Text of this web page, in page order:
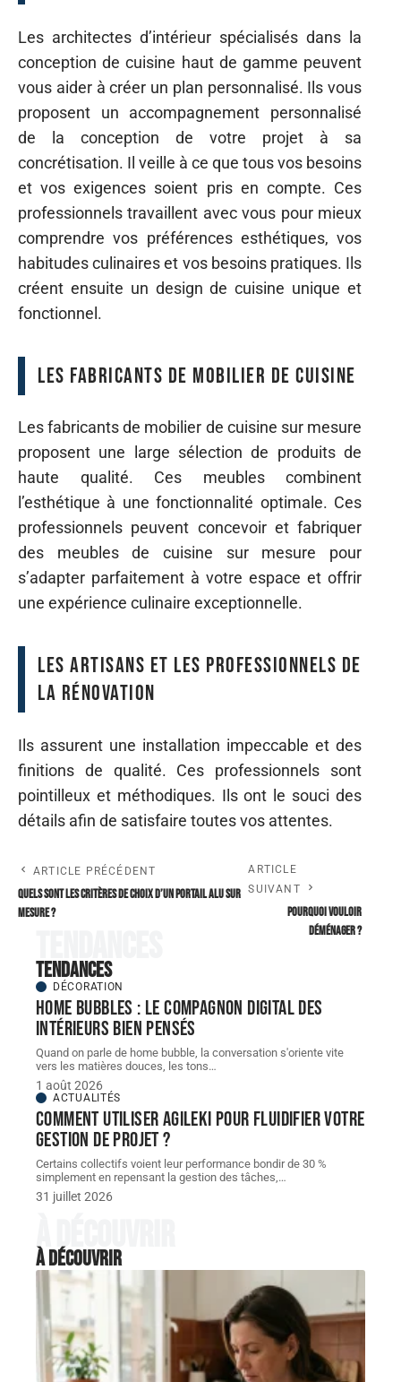
Les architectes d’intérieur spécialisés dans la
conception de cuisine haut de gamme peuvent
vous aider à créer un plan personnalisé. Ils vous
proposent un accompagnement personnalisé
de la conception de votre projet à sa
concrétisation. Il veille à ce que tous vos besoins
et vos exigences soient pris en compte. Ces
professionnels travaillent avec vous pour mieux
comprendre vos préférences esthétiques, vos
habitudes culinaires et vos besoins pratiques. Ils
créent ensuite un design de cuisine unique et
fonctionnel.
Les fabricants de mobilier de cuisine
Les fabricants de mobilier de cuisine sur mesure
proposent une large sélection de produits de
haute qualité. Ces meubles combinent
l’esthétique à une fonctionnalité optimale. Ces
professionnels peuvent concevoir et fabriquer
des meubles de cuisine sur mesure pour
s’adapter parfaitement à votre espace et offrir
une expérience culinaire exceptionnelle.
Les artisans et les professionnels de
la rénovation
Ils assurent une installation impeccable et des
finitions de qualité. Ces professionnels sont
pointilleux et méthodiques. Ils ont le souci des
détails afin de satisfaire toutes vos attentes.
ARTICLE PRÉCÉDENT
Quels sont les critères de choix d’un portail alu sur
mesure ?
ARTICLE
SUIVANT
Pourquoi vouloir
déménager ?
Tendances
DÉCORATION
Home bubbles : le compagnon digital des
intérieurs bien pensés
Quand on parle de home bubble, la conversation s'oriente vite
vers les matières douces, les tons…
1 août 2026
ACTUALITÉS
Comment utiliser Agileki pour fluidifier votre
gestion de projet ?
Certains collectifs voient leur performance bondir de 30 %
simplement en repensant la gestion des tâches, …
31 juillet 2026
À découvrir
À découvrir